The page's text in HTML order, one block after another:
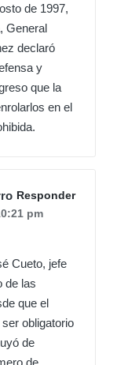
de 1997,
General
declaró
y
que la
en el
Responder
pm
Cueto, jefe
de las
que el
obligatorio
de
de